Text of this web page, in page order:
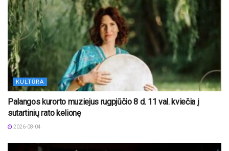
KULTŪRA
Palangos kurorto muziejus rugpjūčio 8 d. 11 val. kviečia į
sutartinių rato kelionę
2026-08-04